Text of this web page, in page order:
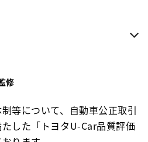
修
等について、自動車公正取引
した「トヨタU-Car品質評価